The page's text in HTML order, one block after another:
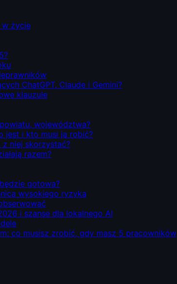
w życie
ChatGPT, Claude i Gemini?
klauzule
województwa?
jest i kto musi ją robić?
z niej skorzystać?
razem?
gotowa?
wysokiego ryzyka
i szanse dla lokalnego AI
co musisz zrobić, gdy masz 5 pracowników